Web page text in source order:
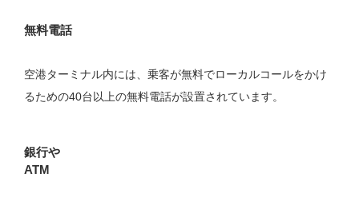
無料電話
空港ターミナル内には、乗客が無料でローカルコールをかけ
るための40台以上の無料電話が設置されています。
銀行や
ATM